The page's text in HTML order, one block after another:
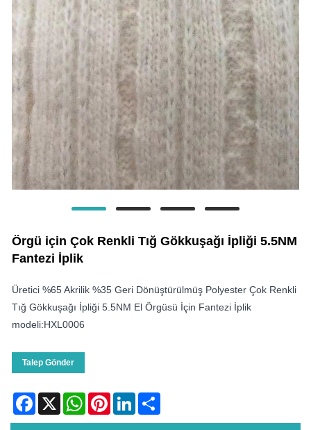
Örgü için Çok Renkli Tığ Gökkuşağı İpliği 5.5NM
Fantezi İplik
Üretici %65 Akrilik %35 Geri Dönüştürülmüş Polyester Çok Renkli
Tığ Gökkuşağı İpliği 5.5NM El Örgüsü İçin Fantezi İplik
modeli:HXL0006
Talep Gönder
Facebook
X WhatsAppPinterestLinkedIn